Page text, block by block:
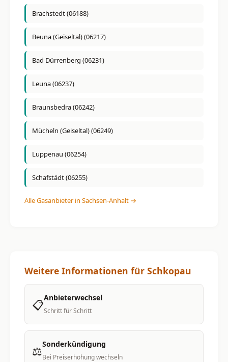
Brachstedt (06188)
Beuna (Geiseltal) (06217)
Bad Dürrenberg (06231)
Leuna (06237)
Braunsbedra (06242)
Mücheln (Geiseltal) (06249)
Luppenau (06254)
Schafstädt (06255)
Alle Gasanbieter in Sachsen-Anhalt →
Weitere Informationen für Schkopau
📋Anbieterwechsel
Schritt für Schritt
⚖️Sonderkündigung
Bei Preiserhöhung wechseln